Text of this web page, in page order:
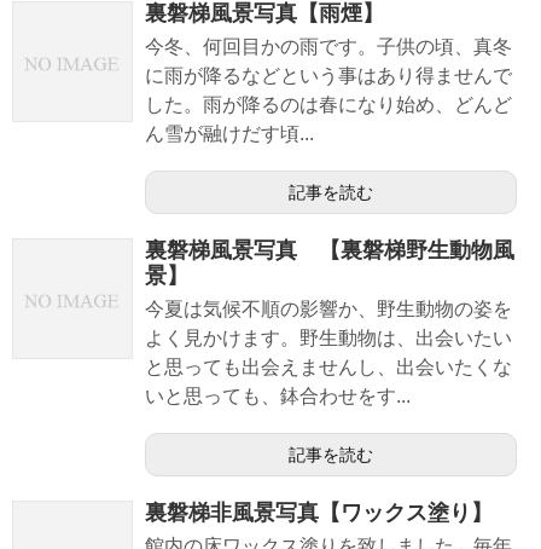
裏磐梯風景写真【雨煙】
今冬、何回目かの雨です。子供の頃、真冬
に雨が降るなどという事はあり得ませんで
した。雨が降るのは春になり始め、どんど
ん雪が融けだす頃...
記事を読む
裏磐梯風景写真 【裏磐梯野生動物風
景】
今夏は気候不順の影響か、野生動物の姿を
よく見かけます。野生動物は、出会いたい
と思っても出会えませんし、出会いたくな
いと思っても、鉢合わせをす...
記事を読む
裏磐梯非風景写真【ワックス塗り】